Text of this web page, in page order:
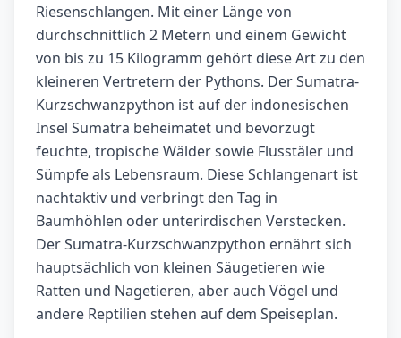
Riesenschlangen. Mit einer Länge von
durchschnittlich 2 Metern und einem Gewicht
von bis zu 15 Kilogramm gehört diese Art zu den
kleineren Vertretern der Pythons. Der Sumatra-
Kurzschwanzpython ist auf der indonesischen
Insel Sumatra beheimatet und bevorzugt
feuchte, tropische Wälder sowie Flusstäler und
Sümpfe als Lebensraum. Diese Schlangenart ist
nachtaktiv und verbringt den Tag in
Baumhöhlen oder unterirdischen Verstecken.
Der Sumatra-Kurzschwanzpython ernährt sich
hauptsächlich von kleinen Säugetieren wie
Ratten und Nagetieren, aber auch Vögel und
andere Reptilien stehen auf dem Speiseplan.